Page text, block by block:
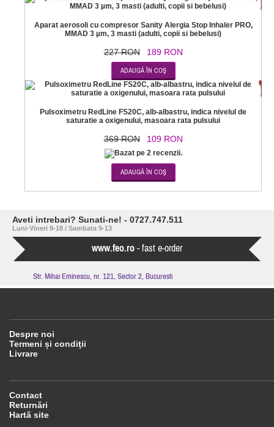
Aparat aerosoli cu compresor Sanity Alergia Stop Inhaler PRO,
MMAD 3 µm, 3 masti (adulti, copii si bebelusi)
227 RON 189 RON
Pulsoximetru RedLine FS20C, alb-albastru, indica nivelul de
saturatie a oxigenului, masoara rata pulsului
369 RON 109 RON
Aveti intrebari? Sunati-ne! - 0727.747.511
Luni-Vineri 9-18 / Sambata 9-13
www.feo.ro - fast e-order
Str. Mihai Eminescu, nr. 121, Sector 2, Bucuresti
Despre noi
Termeni și condiţii
Livrare
Contact
Returnări
Hartă site